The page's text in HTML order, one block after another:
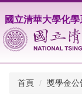
到
主
要
國立清華大學化
首頁 獎學金公